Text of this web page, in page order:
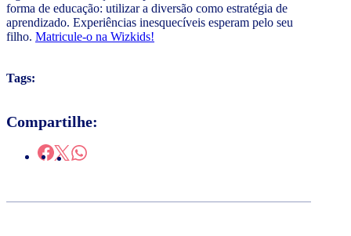
forma de educação: utilizar a diversão como estratégia de
aprendizado. Experiências inesquecíveis esperam pelo seu
filho. Matricule-o na Wizkids!
Tags:
Compartilhe: